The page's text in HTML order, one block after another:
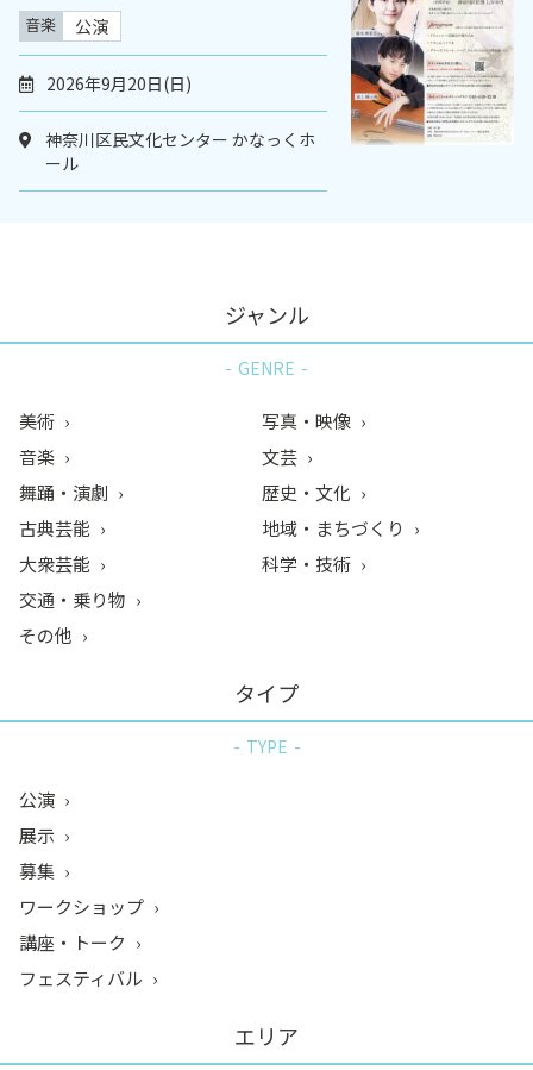
音楽 公演
2026年9月20日(日)
神奈川区民文化センター かなっくホ
ール
ジャンル
GENRE
美術
音楽
舞踊・演劇
古典芸能
大衆芸能
写真・映像
文芸
歴史・文化
地域・まちづくり
科学・技術
交通・乗り物
その他
タイプ
TYPE
公演
展示
募集
ワークショップ
講座・トーク
フェスティバル
エリア